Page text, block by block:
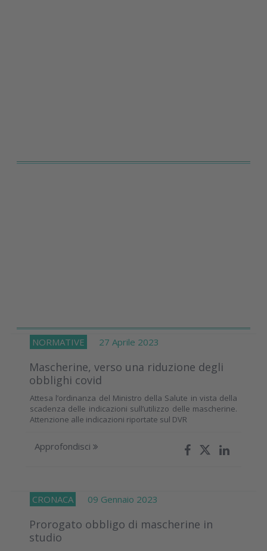
NORMATIVE 27 Aprile 2023
Mascherine, verso una riduzione degli
obblighi covid
Attesa l’ordinanza del Ministro della Salute in vista della
scadenza delle indicazioni sull’utilizzo delle mascherine.
Attenzione alle indicazioni riportate sul DVR
Approfondisci
CRONACA 09 Gennaio 2023
Prorogato obbligo di mascherine in
studio